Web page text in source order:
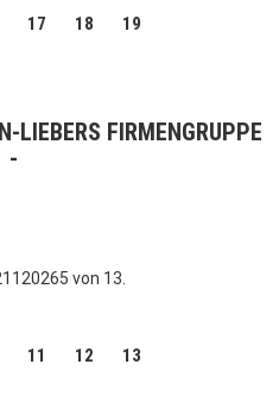
17 18 19
LIEBERS FIRMENGRUPPE
von 13.
11 12 13